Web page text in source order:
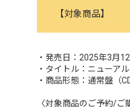
【対象商品】
・発売日：2025年3月
・タイトル：ニューア
・商品形態：通常盤（
〈対象商品のご予約/ご